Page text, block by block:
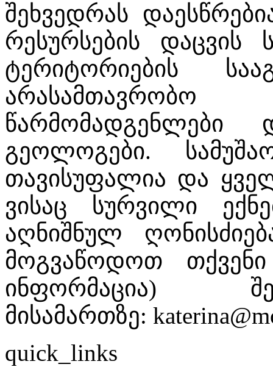
შეხვედრას
რესურსების დაცვის
ტერიტორიების
გეოლოგები.
თავისუფალია და
ვისაც სურვილი
აღნიშნულ
მოგვაწოდოთ
ინფორმაცია)
მისამართზე:
quick_links